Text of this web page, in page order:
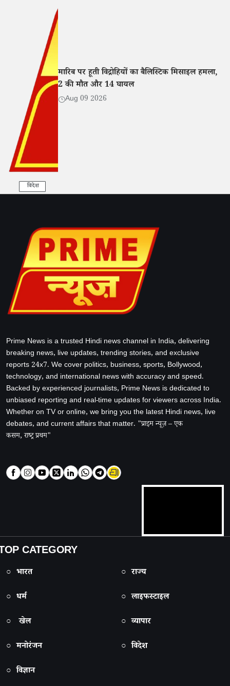
विदेश
मारिब पर हूती विद्रोहियों का बैलिस्टिक मिसाइल हमला,
2 की मौत और 14 घायल
Aug 09 2026
Prime News is a trusted Hindi news channel in India, delivering
breaking news, live updates, trending stories, and exclusive
reports 24x7. We cover politics, business, sports, Bollywood,
technology, and international news with accuracy and speed.
Backed by experienced journalists, Prime News is dedicated to
unbiased reporting and real-time updates for viewers across India.
Whether on TV or online, we bring you the latest Hindi news, live
debates, and current affairs that matter. "प्राइम न्यूज़ – एक
कसम, राष्ट्र प्रथम"
CATEGORY
○ भारत
○ राज्य
○ धर्म
○ लाइफस्टाइल
○ खेल
○ व्यापार
○ मनोरंजन
○ विदेश
○ विज्ञान